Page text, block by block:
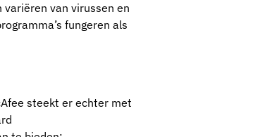
van virussen en
fungeren als
steekt er echter met